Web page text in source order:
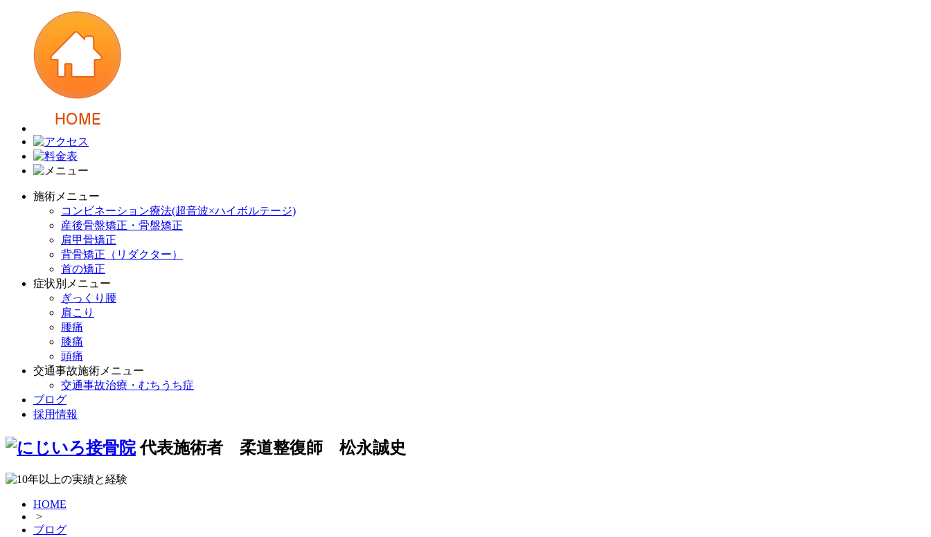
施術メニュー
コンビネーション療法(超音波×ハイボルテージ)
産後骨盤矯正・骨盤矯正
肩甲骨矯正
背骨矯正（リダクター）
首の矯正
症状別メニュー
ぎっくり腰
肩こり
腰痛
膝痛
頭痛
交通事故施術メニュー
交通事故治療・むちうち症
ブログ
採用情報
代表施術者 柔道整復師 松永誠史
HOME
>
ブログ